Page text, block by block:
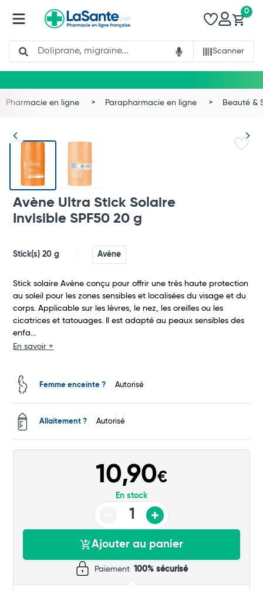
Search
Scanner
0
Commander
Pharmacie en ligne Parapharmacie en ligne Beauté &
Avène Ultra Stick Solaire
Invisible SPF50 20 g
Stick(s) 20 g Avène
Stick solaire Avène conçu pour offrir une très haute protection
au soleil pour les zones sensibles et localisées du visage et du
corps. Applicable sur les lèvres, le nez, les oreilles ou les
cicatrices et tatouages. Il est adapté au peaux sensibles des
enfa...
En savoir +
Femme enceinte ? Autorisé
Allaitement ? Autorisé
10,90€
En stock
Ajouter au panier
Paiement 100% sécurisé